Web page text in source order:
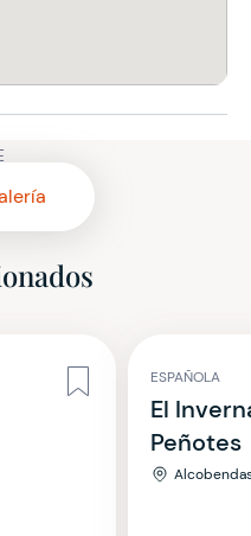
ESPAÑOLA
El
Peñotes